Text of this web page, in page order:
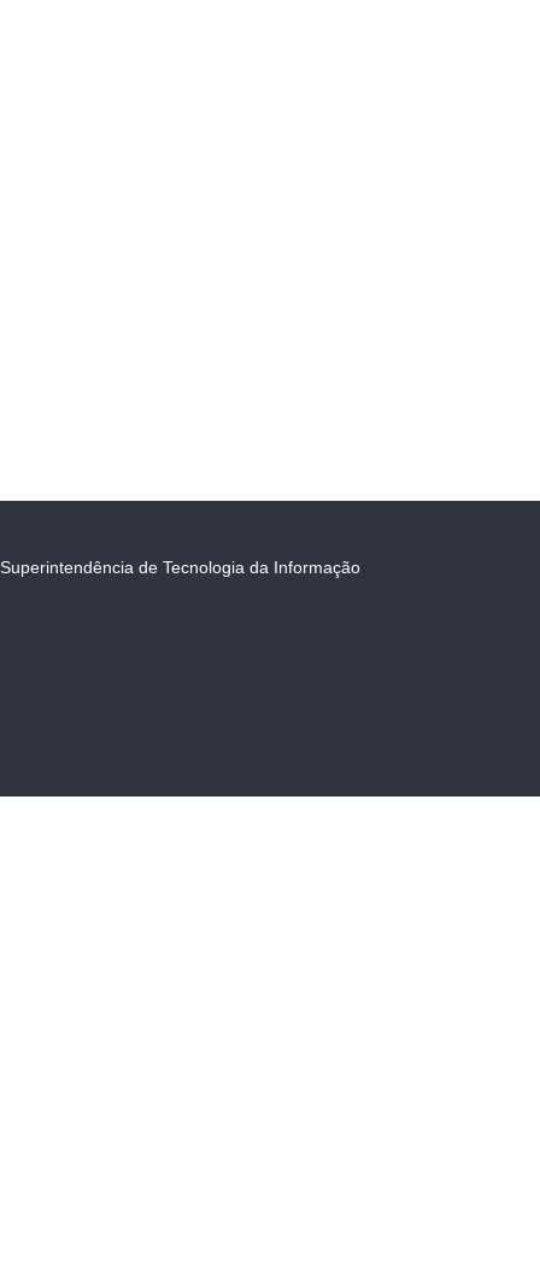
Superintendência de Tecnologia da Informação